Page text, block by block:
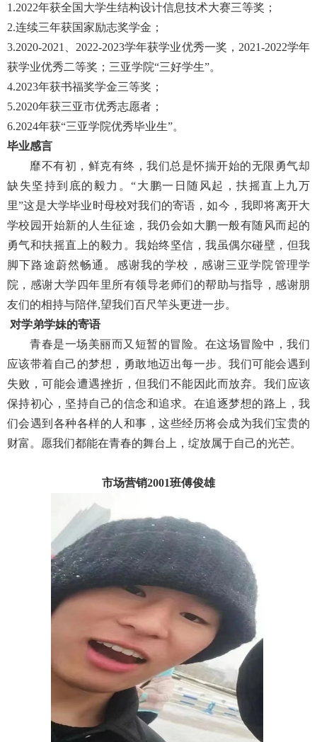
1.2022年获全国大学生结构设计信息技术大赛三等奖；
2.连续三年获国家励志奖学金；
3.2020-2021、2022-2023学年获学业优秀一奖，2021-2022学年
获学业优秀二等奖；三亚学院“三好学生”。
4.2023年获书福奖学金三等奖；
5.2020年获三亚市优秀志愿者；
6.2024年获“三亚学院优秀毕业生”。
毕业感言
靡不有初，鲜克有终，我们总是怀揣开始的无限勇气却
缺失坚持到底的毅力。“大鹏一日随风起，扶摇直上九万
里”这是大学毕业时母校对我们的寄语，如今，我即将离开大
学校园开始新的人生征途，我仍会如大鹏一般有随风而起的
勇气和扶摇直上的毅力。我始终坚信，我虽偶尔碰壁，但我
脚下路途蔚然畅通。感谢我的学校，感谢三亚学院管理学
院，感谢大学四年里所有领导老师们的帮助与指导，感谢朋
友们的相持与陪伴,望我们百尺竿头更进一步。
对学弟学妹的寄语
青春是一场美丽而又短暂的冒险。在这场冒险中，我们
应该带着自己的梦想，勇敢地迈出每一步。我们可能会遇到
失败，可能会遭遇挫折，但我们不能因此而放弃。我们应该
保持初心，坚持自己的信念和追求。在追逐梦想的路上，我
们会遇到各种各样的人和事，这些经历将会成为我们宝贵的
财富。愿我们都能在青春的舞台上，绽放属于自己的光芒。
市场营销2001班傅俊雄